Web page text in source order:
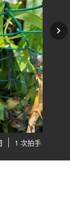
1 次拍手